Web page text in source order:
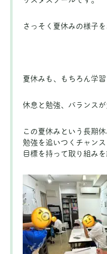
さっそく夏休みの様子を
夏休みも、もちろん学習
休息と勉強、バランスが
この夏休みという長期
勉強を追いつくチャン
目標を持って取り組みを